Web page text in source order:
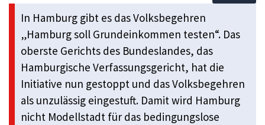
In Hamburg gibt es das Volksbegehren
„Hamburg soll Grundeinkommen testen“. Das
oberste Gerichts des Bundeslandes, das
Hamburgische Verfassungsgericht, hat die
Initiative nun gestoppt und das Volksbegehren
als unzulässig eingestuft. Damit wird Hamburg
nicht Modellstadt für das bedingungslose